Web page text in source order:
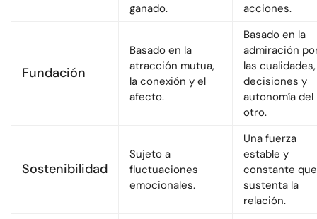
ganado.
acciones.
Fundación
Basado en la
atracción mutua,
la conexión y el
afecto.
Basado en la
admiración
las cualidades,
decisiones y
autonomía del
otro.
Sostenibilidad
Sujeto a
fluctuaciones
emocionales.
Una fuerza
estable y
constante que
sustenta la
relación.